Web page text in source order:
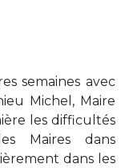
semaines avec
Michel, Maire
les difficultés
Maires dans
dans les